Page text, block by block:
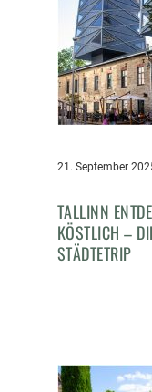
21. September
TALLINN
KÖSTLICH –
STÄDTETRIP